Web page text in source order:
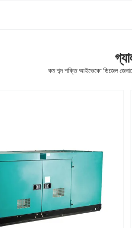
কম শব্দ শক্তি আইভেকো ডিজেল